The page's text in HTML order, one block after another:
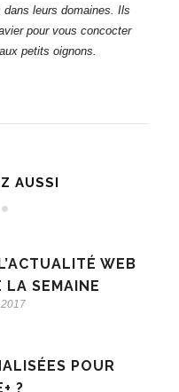
leurs domaines. Ils
pour vous concocter
petits oignons.
AUSSI
WEB
LA SEMAINE
POUR
?